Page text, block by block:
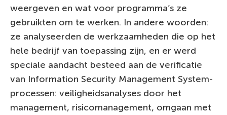
weergeven en wat voor programma’s ze
gebruikten om te werken. In andere woorden:
ze analyseerden de werkzaamheden die op het
hele bedrijf van toepassing zijn, en er werd
speciale aandacht besteed aan de verificatie
van Information Security Management System-
processen: veiligheidsanalyses door het
management, risicomanagement, omgaan met